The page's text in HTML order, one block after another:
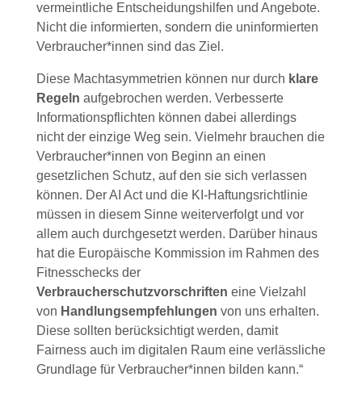
vermeintliche Entscheidungshilfen und Angebote.
Nicht die informierten, sondern die uninformierten
Verbraucher*innen sind das Ziel.
Diese Machtasymmetrien können nur durch klare
Regeln aufgebrochen werden. Verbesserte
Informationspflichten können dabei allerdings
nicht der einzige Weg sein. Vielmehr brauchen die
Verbraucher*innen von Beginn an einen
gesetzlichen Schutz, auf den sie sich verlassen
können. Der AI Act und die KI-Haftungsrichtlinie
müssen in diesem Sinne weiterverfolgt und vor
allem auch durchgesetzt werden. Darüber hinaus
hat die Europäische Kommission im Rahmen des
Fitnesschecks der
Verbraucherschutzvorschriften eine Vielzahl
von Handlungsempfehlungen von uns erhalten.
Diese sollten berücksichtigt werden, damit
Fairness auch im digitalen Raum eine verlässliche
Grundlage für Verbraucher*innen bilden kann.“